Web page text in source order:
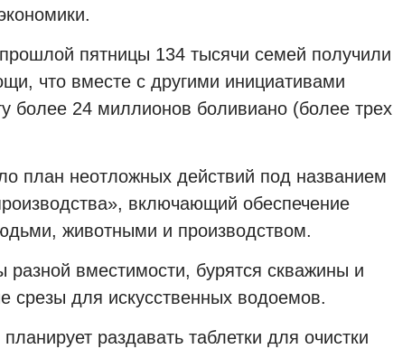
прошлой пятницы 134 тысячи семей получили
что вместе с другими инициативами
более 24 миллионов боливиано (более трех
план неотложных действий под названием
включающий обеспечение
животными и производством.
разной вместимости, бурятся скважины и
срезы для искусственных водоемов.
раздавать таблетки для очистки